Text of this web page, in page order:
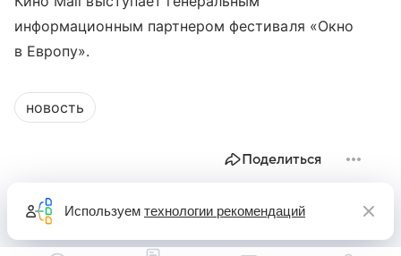
информационным партнером фестиваля «Окно
в Европу».
новость
Поделиться
Используем технологии рекомендаций